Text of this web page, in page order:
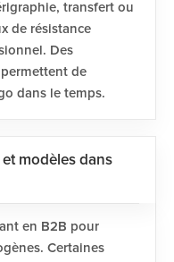
transfert ou
de résistance
Des
de
dans le temps.
modèles dans
en B2B pour
Certaines